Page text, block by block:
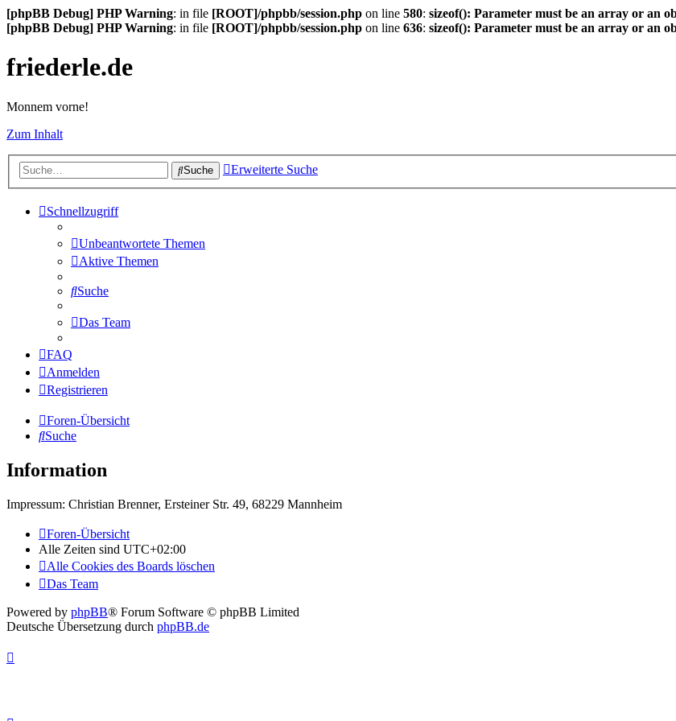
[phpBB Debug] PHP Warning: in file [ROOT]/phpbb/session.php on line 580: sizeof(): Parameter must be an array or an
[phpBB Debug] PHP Warning: in file [ROOT]/phpbb/session.php on line 636: sizeof(): Parameter must be an array or an
friederle.de
Monnem vorne!
Zum Inhalt
Suche Erweiterte Suche
Schnellzugriff
Unbeantwortete Themen
Aktive Themen
Suche
Das Team
FAQ
Anmelden
Registrieren
Foren-Übersicht
Suche
Information
Impressum: Christian Brenner, Ersteiner Str. 49, 68229 Mannheim
Foren-Übersicht
Alle Zeiten sind UTC+02:00
Alle Cookies des Boards löschen
Das Team
Powered by phpBB® Forum Software © phpBB Limited
Deutsche Übersetzung durch phpBB.de